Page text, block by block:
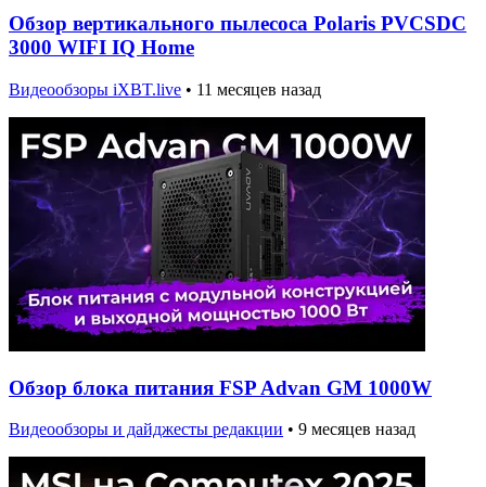
Обзор вертикального пылесоса Polaris PVCSDC
3000 WIFI IQ Home
Видеообзоры iXBT.live • 11 месяцев назад
Обзор блока питания FSP Advan GM 1000W
Видеообзоры и дайджесты редакции • 9 месяцев назад